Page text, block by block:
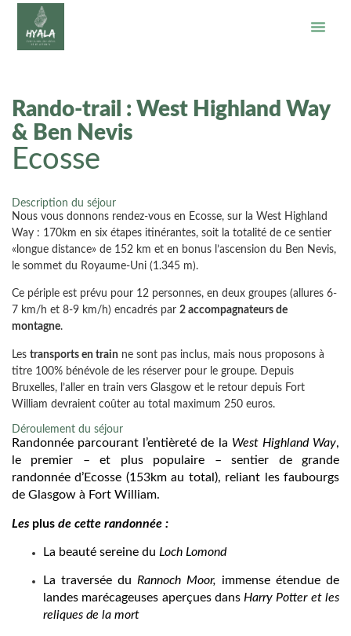
Rando-trail : West Highland Way
& Ben Nevis
Ecosse
Description du séjour
Nous vous donnons rendez-vous en Ecosse, sur la West Highland
Way : 170km en six étapes itinérantes, soit la totalité de ce sentier
«longue distance» de 152 km et en bonus l’ascension du Ben Nevis,
le sommet du Royaume-Uni (1.345 m).
Ce périple est prévu pour 12 personnes, en deux groupes (allures 6-
7 km/h et 8-9 km/h) encadrés par 2 accompagnateurs de
montagne.
Les transports en train ne sont pas inclus, mais nous proposons à
titre 100% bénévole de les réserver pour le groupe. Depuis
Bruxelles, l’aller en train vers Glasgow et le retour depuis Fort
William devraient coûter au total maximum 250 euros.
Déroulement du séjour
Randonnée parcourant l’entièreté de la West Highland Way,
le premier – et plus populaire – sentier de grande
randonnée d’Ecosse (153km au total), reliant les faubourgs
de Glasgow à Fort William.
Les plus de cette randonnée :
La beauté sereine du Loch Lomond
La traversée du Rannoch Moor, immense étendue de
landes marécageuses aperçues dansHarry Potter et les
reliques de la mort